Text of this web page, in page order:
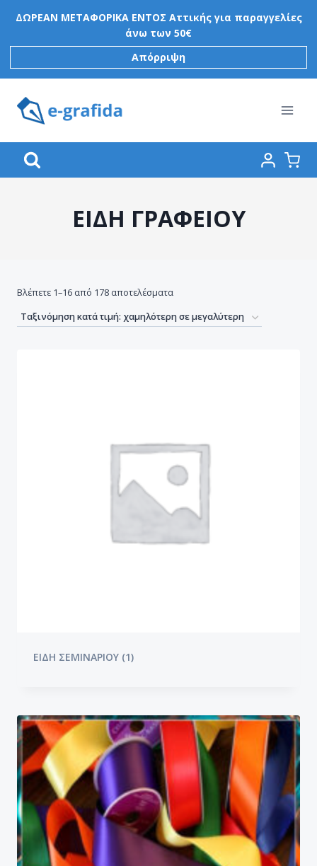
ΔΩΡΕΑΝ ΜΕΤΑΦΟΡΙΚΑ ΕΝΤΟΣ Αττικής για παραγγελίες
άνω των 50€
Απόρριψη
ΕΙΔΗ ΓΡΑΦΕΙΟΥ
Βλέπετε 1–16 από 178 αποτελέσματα
ΕΙΔΗ ΣΕΜΙΝΑΡΙΟΥ (1)